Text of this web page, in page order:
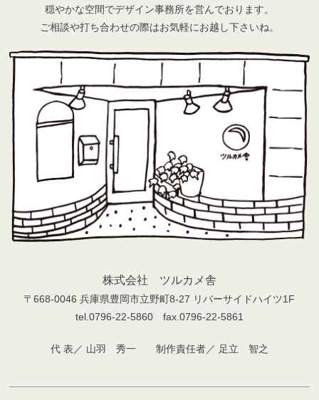
穏やかな空間でデザイン事務所を営んでおります。
ご相談や打ち合わせの際はお気軽にお越し下さいね。
株式会社 ツルカメ舎
〒668-0046 兵庫県豊岡市立野町8-27 リバーサイドハイツ1F
tel.0796-22-5860 fax.0796-22-5861
代 表／ 山羽 秀一 制作責任者／ 足立 智之